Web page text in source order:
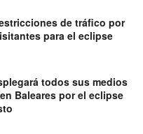
de tráfico por
para el eclipse
todos sus medios
Baleares por el eclipse